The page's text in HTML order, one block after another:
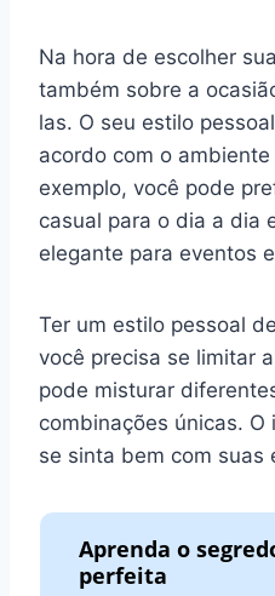
Na hora de escolher
também sobre a
las. O seu estilo
acordo com o
exemplo, você pode
casual para o dia a dia
elegante para eventos
Ter um estilo pessoal
você precisa se limitar
pode misturar
combinações únicas.
se sinta bem com suas
Aprenda o
perfeita